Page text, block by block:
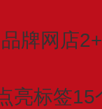
品牌网店2+
亮标签15